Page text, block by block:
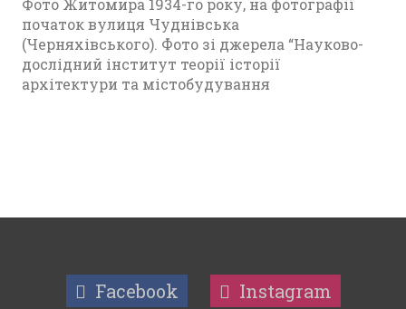
Фото Житомира 1934-го року, на фотографії
початок вулиця Чуднівська
(Черняхівського). Фото зі джерела “Науково-
дослідний інститут теорії історії
архітектури та містобудування
Facebook Instagram